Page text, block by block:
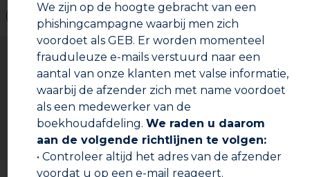
Waarschuwingen
Gebruiksaanwijzing
Voorbereiding:
Draag geschikte handschoenen en bescherm de
omliggende oppervlakken. Na het uitharden kan
het schuim alleen nog mechanisch of met 2 IN 1 PU
SCHUIMREINIGER worden verwijderd (controleer
de verenigbaarheid met het oppervlak).
De spuitbus moet een temperatuur hebben tussen
We zijn op de hoogte gebracht van een
phishingcampagne waarbij men zich
voordoet als GEB. Er worden momenteel
frauduleuze e-mails verstuurd naar een
aantal van onze klanten met valse informatie,
waarbij de afzender zich met name voordoet
als een medewerker van de
boekhoudafdeling. We raden u daarom
aan de volgende richtlijnen te volgen:
• Controleer altijd het adres van de afzender
voordat u op een e-mail reageert.